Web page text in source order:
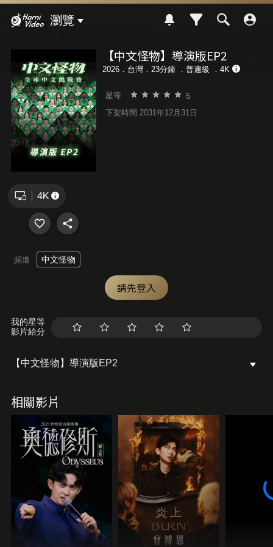
瀏覽
【中文怪物】導演版EP2
2026．台灣．23分鐘 ． 普遍級 ．4K
星等 5
下架時間 2031年12月31日
頻道 中文怪物
請先登入
我的星等
影片給分
【中文怪物】導演版EP2
相關影片